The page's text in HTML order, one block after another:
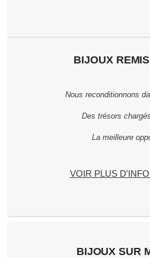
BIJOUX
Nous reconditionnons
Des trésors
La meilleure
VOIR PLUS
BIJOUX SUR